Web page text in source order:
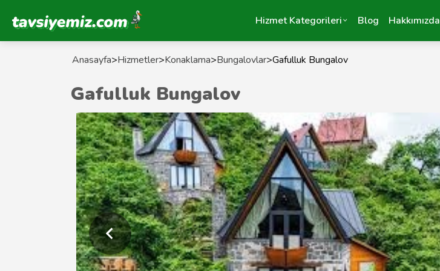
Tavsiyemiz Anasayfa Hizmet Kategorileri Blog Hakkımızda
Anasayfa>Hizmetler>Konaklama>Bungalovlar>Gafulluk Bungalov
Gafulluk Bungalov